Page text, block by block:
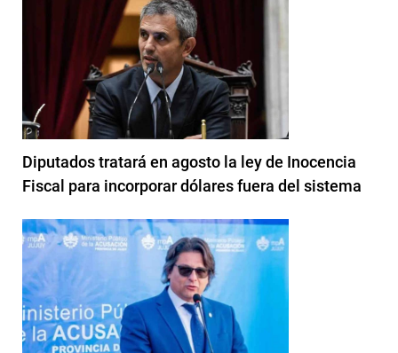
Diputados tratará en agosto la ley de Inocencia
Fiscal para incorporar dólares fuera del sistema